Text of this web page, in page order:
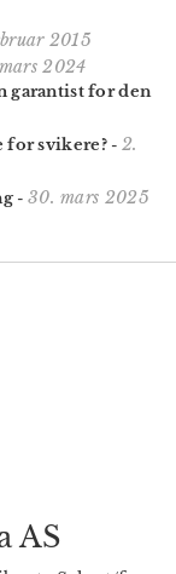
2015
2024
garantist for den
for svikere?- 2.
- 30. mars 2025
AS